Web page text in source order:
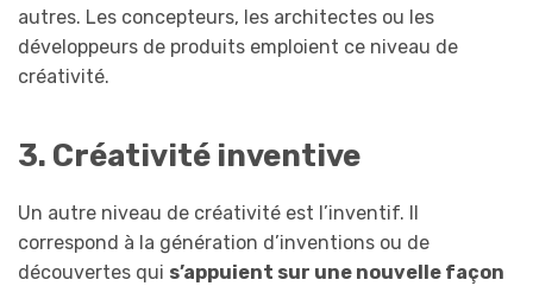
autres. Les concepteurs, les architectes ou les
développeurs de produits emploient ce niveau de
créativité.
3. Créativité inventive
Un autre niveau de créativité est l’inventif. Il
correspond à la génération d’inventions ou de
découvertes qui s’appuient sur une nouvelle façon